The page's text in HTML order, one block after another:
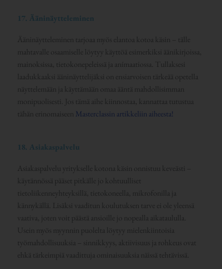
17. Ääninäytteleminen
Ääninäytteleminen tarjoaa myös elantoa kotoa käsin – tälle
mahtavalle osaamiselle löytyy käyttöä esimerkiksi äänikirjoissa,
mainoksissa, tietokonepeleissä ja anímaatiossa. Tullaksesi
laadukkaaksi ääninäyttelijäksi on ensiarvoisen tärkeää opetella
näyttelemään ja käyttämään omaa ääntä mahdollisimman
monipuolisesti. Jos tämä aihe kiinnostaa, kannattaa tutustua
tähän erinomaiseen Masterclassin artikkeliin aiheesta!
18. Asiakaspalvelu
Asiakaspalvelu yritykselle kotona käsin onnistuu keveästi –
käytännössä pääset pitkälle jo kohtuulliset
tietoliikenneyhteyksillä, tietokoneella, mikrofonilla ja
kännykällä. Lisäksi vaaditun koulutuksen tarve ei ole yleensä
vaativa, joten voit päästä ansioille jo nopealla aikataululla.
Usein myös myynnin puolelta löytyy mielenkiintoisia
työmahdollisuuksia – sinnikkyys, aktiivisuus ja rohkeus ovat
ehkä tärkeimpiä vaadittuja ominaisuuksia näissä tehtävissä.